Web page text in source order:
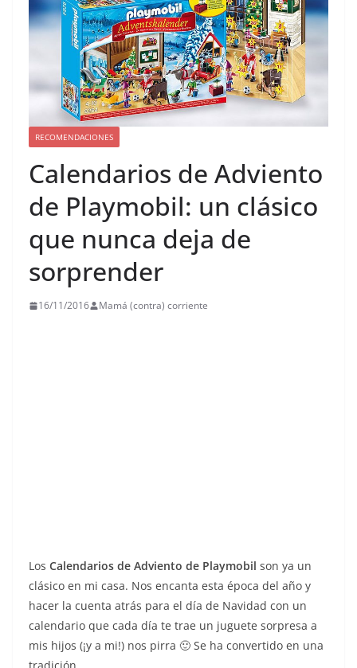
RECOMENDACIONES
Calendarios de Adviento
de Playmobil: un clásico
que nunca deja de
sorprender
16/11/2016 Mamá (contra) corriente
Los Calendarios de Adviento de Playmobil son ya un
clásico en mi casa. Nos encanta esta época del año y
hacer la cuenta atrás para el día de Navidad con un
calendario que cada día te trae un juguete sorpresa a
mis hijos (¡y a mi!) nos pirra 🙂 Se ha convertido en una